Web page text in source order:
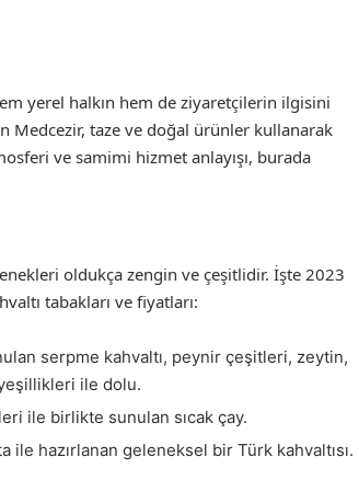
yerel halkın hem de ziyaretçilerin ilgisini
Medcezir, taze ve doğal ürünler kullanarak
ve samimi hizmet anlayışı, burada
oldukça zengin ve çeşitlidir. İşte 2023
tabakları ve fiyatları:
serpme kahvaltı, peynir çeşitleri, zeytin,
ile dolu.
ile birlikte sunulan sıcak çay.
hazırlanan geleneksel bir Türk kahvaltısı.